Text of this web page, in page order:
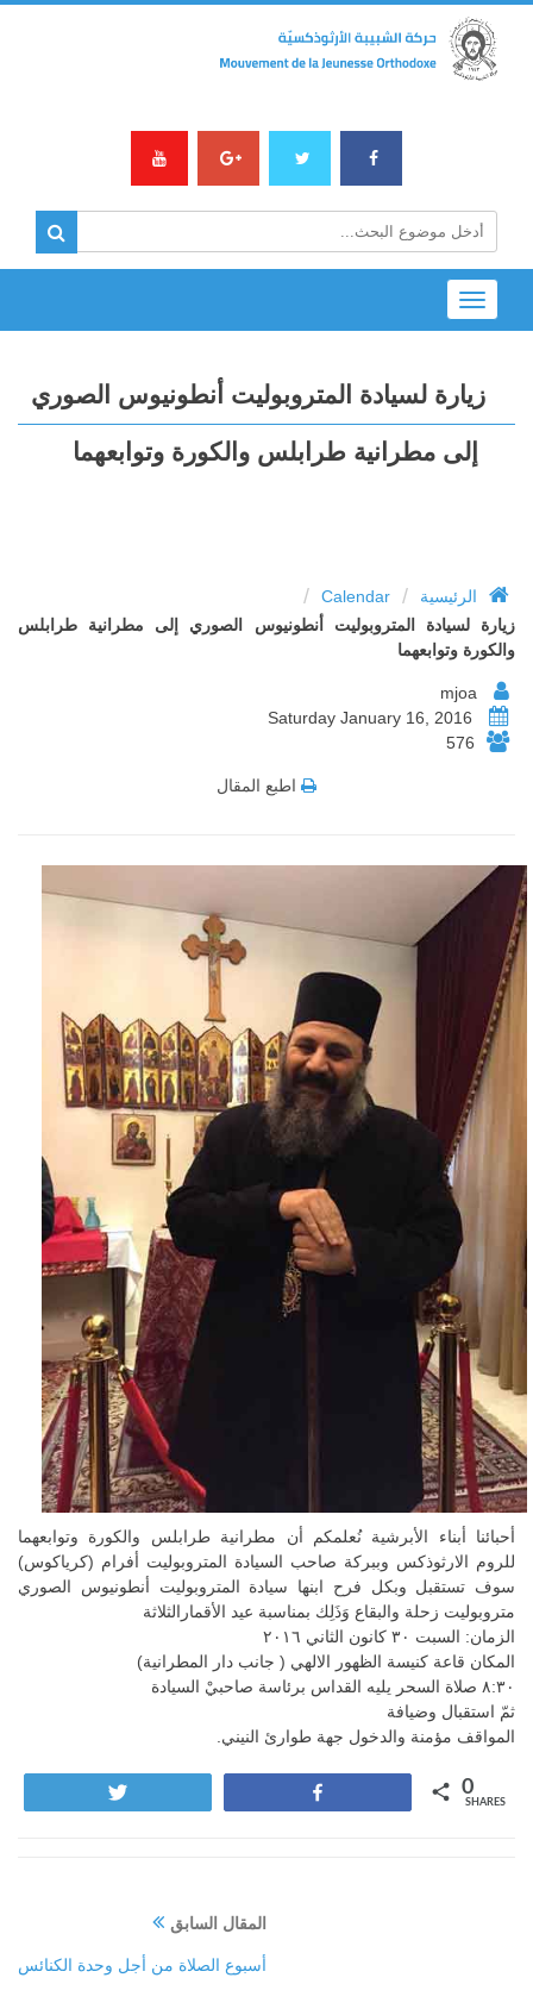
Toggle
navigation
زيارة لسيادة المتروبوليت أنطونيوس الصوري
إلى مطرانية طرابلس والكورة وتوابعهما
الرئيسية /
Calendar
/
زيارة لسيادة المتروبوليت أنطونيوس الصوري إلى مطرانية طرابلس
والكورة وتوابعهما
576
اطبع المقال
أحبائنا أبناء الأبرشية نُعلمكم أن مطرانية طرابلس والكورة وتوابعهما
للروم الارثوذكس وببركة صاحب السيادة المتروبوليت أفرام (كرياكوس)
سوف تستقبل وبكل فرح ابنها سيادة المتروبوليت أنطونيوس الصوري
متروبوليت زحلة والبقاع وَذَلِك بمناسبة عيد الأقمارالثلاثة
الزمان: السبت ٣٠ كانون الثاني ٢٠١٦
المكان قاعة كنيسة الظهور الالهي ( جانب دار المطرانية)
٨:٣٠ صلاة السحر يليه القداس برئاسة صاحبيْ السيادة
ثمّ استقبال وضيافة
المواقف مؤمنة والدخول جهة طوارئ النيني.
0
SHARES
المقال السابق
أسبوع الصلاة من أجل وحدة الكنائس